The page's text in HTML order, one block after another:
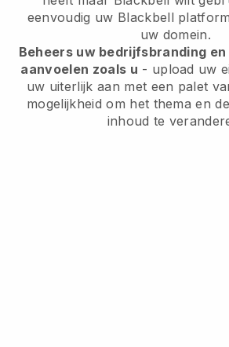
eenvoudig uw Blackbell
uw domein.
Beheers uw bedrijfsbranding
aanvoelen zoals u - upload uw
uw uiterlijk aan met een palet
mogelijkheid om het thema en
inhoud te